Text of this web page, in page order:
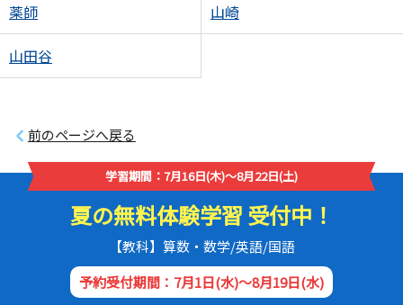
薬師 山崎
山田谷
前のページへ戻る
学習期間：7月16日(木)～8月22日(土)
夏の無料体験学習 受付中！
【教科】算数・数学/英語/国語
予約受付期間：7月1日(水)～8月19日(水)